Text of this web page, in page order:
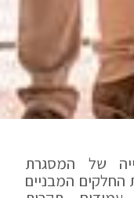
של המסגרת
המבניים